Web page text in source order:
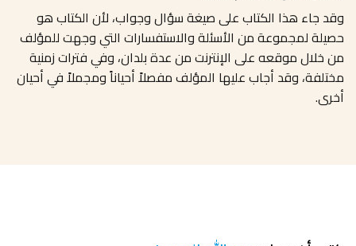
وقد جاء هذا الكتاب على صيغة سؤال وجواب، لأن الكتاب هو
حصيلة لمجموعة من الأسئلة والاستفسارات التي وجهت للمؤلف
من خلال موقعه على الإنترنت من عدة بلدان، وفي فترات زمنية
مختلفة، وقد أجاب عليها المؤلف مفصلاً أحياناً ومجملاً في أحيان
أخرى.